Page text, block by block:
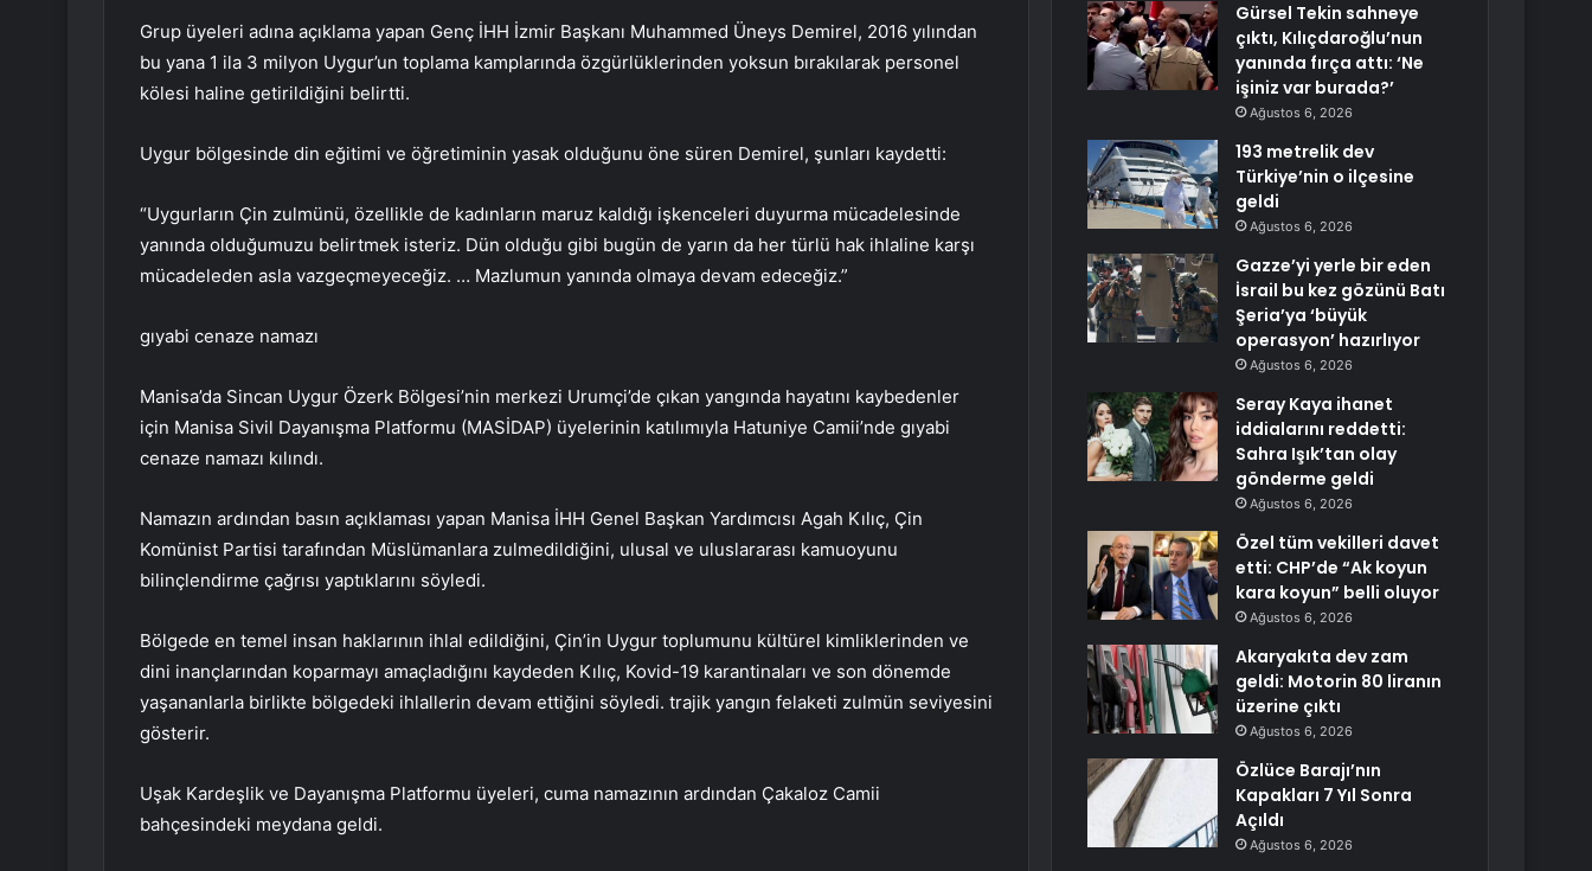
Grup üyeleri adına açıklama yapan Genç İHH İzmir Başkanı Muhammed Üneys Demirel, 2016 yılından
bu yana 1 ila 3 milyon Uygur’un toplama kamplarında özgürlüklerinden yoksun bırakılarak personel
kölesi haline getirildiğini belirtti.
Uygur bölgesinde din eğitimi ve öğretiminin yasak olduğunu öne süren Demirel, şunları kaydetti:
“Uygurların Çin zulmünü, özellikle de kadınların maruz kaldığı işkenceleri duyurma mücadelesinde
yanında olduğumuzu belirtmek isteriz. Dün olduğu gibi bugün de yarın da her türlü hak ihlaline karşı
mücadeleden asla vazgeçmeyeceğiz. … Mazlumun yanında olmaya devam edeceğiz.”
gıyabi cenaze namazı
Manisa’da Sincan Uygur Özerk Bölgesi’nin merkezi Urumçi’de çıkan yangında hayatını kaybedenler
için Manisa Sivil Dayanışma Platformu (MASİDAP) üyelerinin katılımıyla Hatuniye Camii’nde gıyabi
cenaze namazı kılındı.
Namazın ardından basın açıklaması yapan Manisa İHH Genel Başkan Yardımcısı Agah Kılıç, Çin
Komünist Partisi tarafından Müslümanlara zulmedildiğini, ulusal ve uluslararası kamuoyunu
bilinçlendirme çağrısı yaptıklarını söyledi.
Bölgede en temel insan haklarının ihlal edildiğini, Çin’in Uygur toplumunu kültürel kimliklerinden ve
dini inançlarından koparmayı amaçladığını kaydeden Kılıç, Kovid-19 karantinaları ve son dönemde
yaşananlarla birlikte bölgedeki ihlallerin devam ettiğini söyledi. trajik yangın felaketi zulmün seviyesini
gösterir.
Uşak Kardeşlik ve Dayanışma Platformu üyeleri, cuma namazının ardından Çakaloz Camii
bahçesindeki meydana geldi.
Gürsel Tekin sahneye
çıktı, Kılıçdaroğlu’nun
yanında fırça attı: ‘Ne
işiniz var burada?’
Ağustos 6, 2026
193 metrelik dev
Türkiye’nin o ilçesine
geldi
Ağustos 6, 2026
Gazze’yi yerle bir eden
İsrail bu kez gözünü Batı
Şeria’ya ‘büyük
operasyon’ hazırlıyor
Ağustos 6, 2026
Seray Kaya ihanet
iddialarını reddetti:
Sahra Işık’tan olay
gönderme geldi
Ağustos 6, 2026
Özel tüm vekilleri davet
etti: CHP’de “Ak koyun
kara koyun” belli oluyor
Ağustos 6, 2026
Akaryakıta dev zam
geldi: Motorin 80 liranın
üzerine çıktı
Ağustos 6, 2026
Özlüce Barajı’nın
Kapakları 7 Yıl Sonra
Açıldı
Ağustos 6, 2026